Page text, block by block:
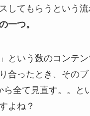
してもらうという流
一つ。
という数のコンテ
合ったとき、その
ら全て見直す。。と
よね？